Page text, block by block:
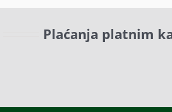
Plaćanja platnim